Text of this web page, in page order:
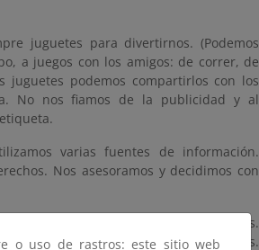
juguetes para divertirnos. (Podemos
a juegos con los amigos: de correr, de
juguetes podemos compartirlos con los
No nos fiamos de la publicidad y al
varias fuentes de información.
Nos asesoramos y decidimos con
luces y aparatos innecesarios.
y cerramos puertas y ventanas.
o uso de rastros: este sitio web